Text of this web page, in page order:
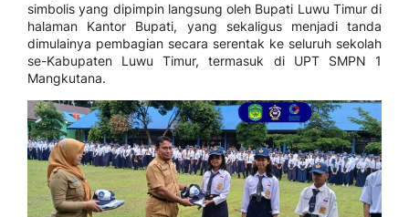
simbolis yang dipimpin langsung oleh Bupati Luwu Timur di
halaman Kantor Bupati, yang sekaligus menjadi tanda
dimulainya pembagian secara serentak ke seluruh sekolah
se-Kabupaten Luwu Timur, termasuk di UPT SMPN 1
Mangkutana.